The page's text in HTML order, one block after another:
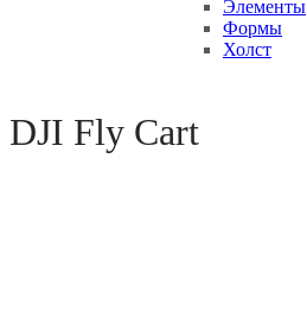
Элементы
Формы
Холст
DJI Fly Cart